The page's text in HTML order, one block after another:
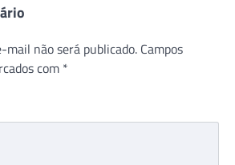
mail não será publicado. Campos
com *